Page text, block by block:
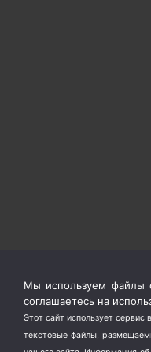
Мы используем файлы
соглашаетесь на
Этот сайт использует
текстовые файлы,